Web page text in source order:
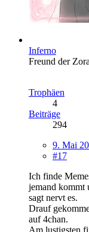
Inferno
Freund der Zora
Trophäen
4
Beiträge
294
9. Mai
#17
Ich finde
jemand
sagt nervt es.
Drauf
auf 4chan.
Am lustigsten